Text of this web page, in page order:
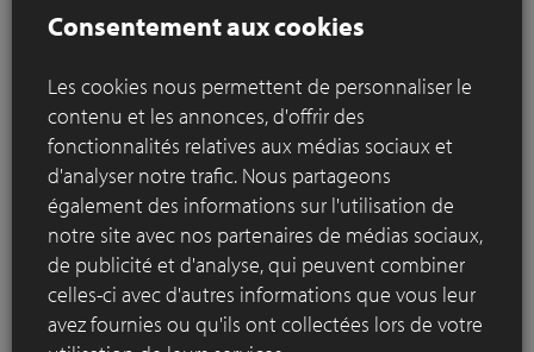
Imprimer liste
Consentement aux cookies
Les cookies nous permettent de personnaliser le
contenu et les annonces, d'offrir des
fonctionnalités relatives aux médias sociaux et
d'analyser notre trafic. Nous partageons
également des informations sur l'utilisation de
notre site avec nos partenaires de médias sociaux,
de publicité et d'analyse, qui peuvent combiner
celles-ci avec d'autres informations que vous leur
avez fournies ou qu'ils ont collectées lors de votre